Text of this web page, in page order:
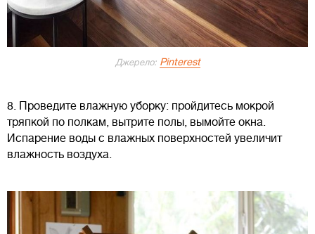
Джерело: Pinterest
8. Проведите влажную уборку: пройдитесь мокрой
тряпкой по полкам, вытрите полы, вымойте окна.
Испарение воды с влажных поверхностей увеличит
влажность воздуха.